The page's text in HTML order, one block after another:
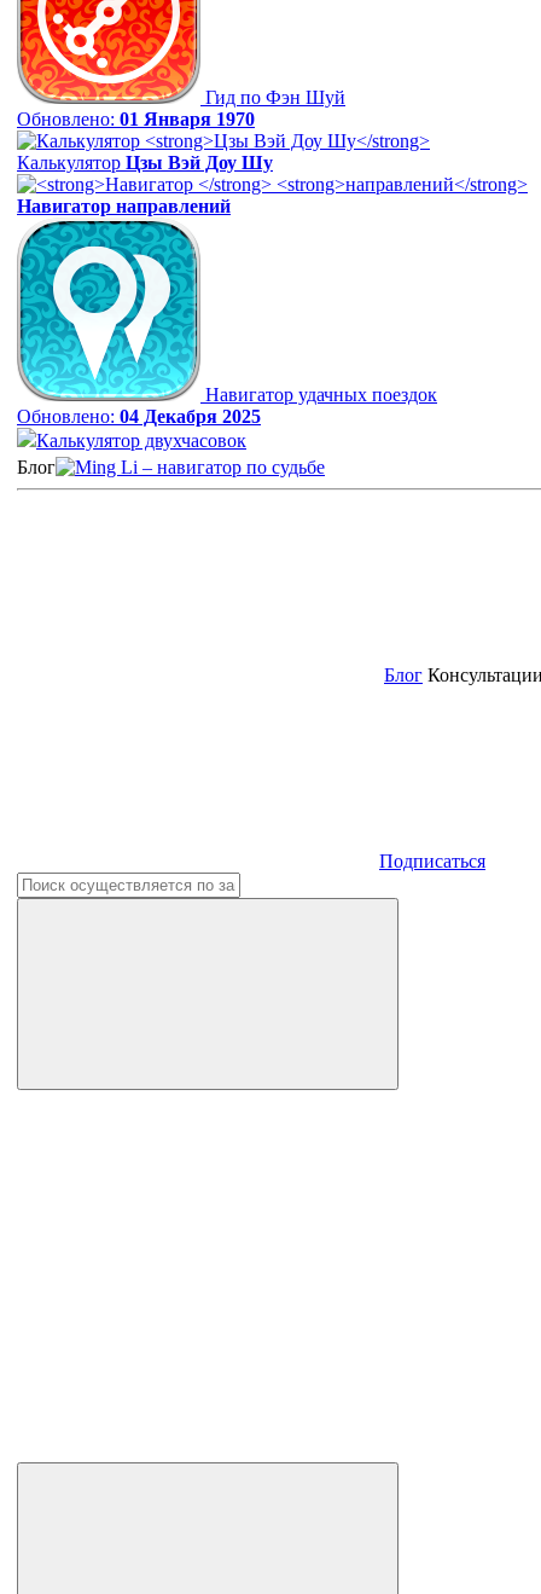
Гид по Фэн Шуй
Обновлено: 01 Января 1970
Калькулятор Цзы Вэй Доу Шу
Навигатор направлений
Навигатор удачных поездок
Обновлено: 04 Декабря 2025
Калькулятор двухчасовок
Блог
Блог
Подписаться